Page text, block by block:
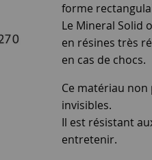
forme
Le Mineral Solid
en résines très
en cas de chocs.
Ce matériau
invisibles.
Il est résistant
entretenir.